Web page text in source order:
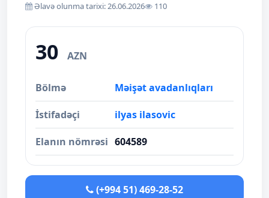
Əlavə olunma tarixi: 26.06.2026 110
30 AZN
Bölmə Məişət avadanlıqları
İstifadəçi ilyas ilasovic
Elanın nömrəsi 604589
(+994 51) 469-28-52